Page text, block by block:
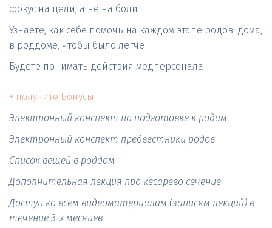
фокус на цели, а не на боли
Узнаете, как себе помочь на каждом этапе родов: дома,
в роддоме, чтобы было легче
Будете понимать действия медперсонала
+ получите Бонусы:
Электронный конспект по подготовке к родам
Электронный конспект предвестники родов
Список вещей в роддом
Дополнительная лекция про кесарево сечение
Доступ ко всем видеоматериалам (записям лекций) в
течение 3-х месяцев